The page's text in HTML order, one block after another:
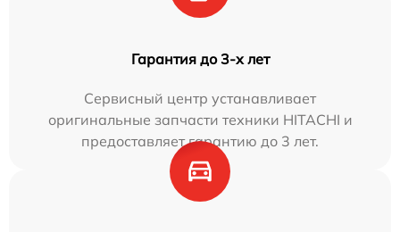
Гарантия до 3-х лет
Сервисный центр устанавливает
оригинальные запчасти техники HITACHI и
предоставляет гарантию до 3 лет.